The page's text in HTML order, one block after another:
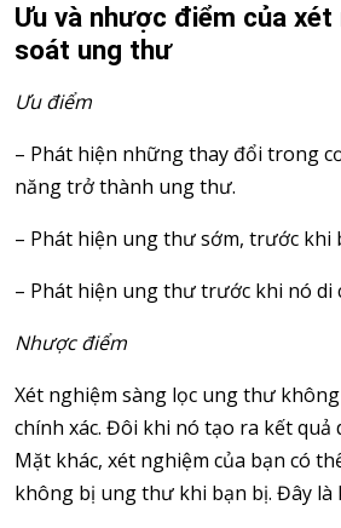
Ưu và nhược điểm của xét
soát ung thư
Ưu điểm
– Phát hiện những thay đổi trong
năng trở thành ung thư.
– Phát hiện ung thư sớm, trước khi
– Phát hiện ung thư trước khi nó di
Nhược điểm
Xét nghiệm sàng lọc ung thư
chính xác. Đôi khi nó tạo ra kết quả
Mặt khác, xét nghiệm của bạn có
không bị ung thư khi bạn bị. Đây là